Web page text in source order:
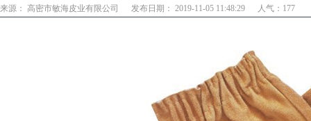
来源： 高密市敏海皮业有限公司 发布日期： 2019-11-05 11:48:29 人气： 177